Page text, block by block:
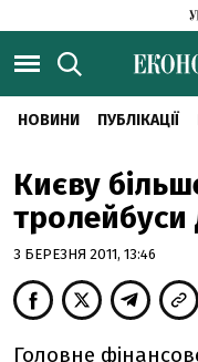
НОВИНИ ПУБЛІКАЦІЇ
Києву
тролейбуси
3 БЕРЕЗНЯ 2011, 13:46
Головне